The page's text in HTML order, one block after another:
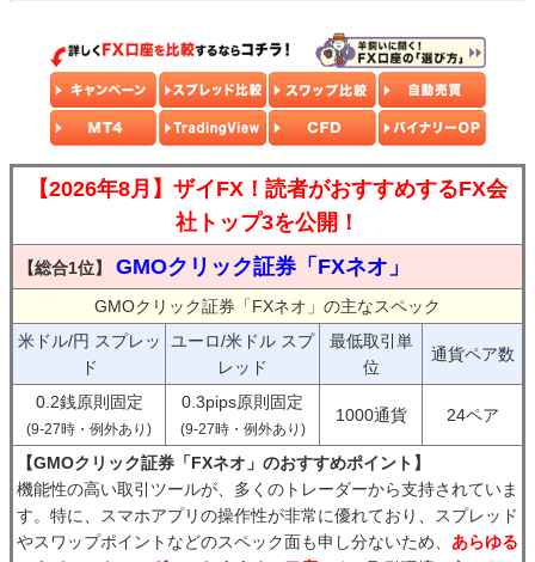
【2026年8月】ザイFX！読者がおすすめするFX会
社トップ3を公開！
【総合1位】 GMOクリック証券「FXネオ」
GMOクリック証券「FXネオ」の主なスペック
米ドル/円 スプレッ
ド
ユーロ/米ドル スプ
レッド
最低取引単
位
通貨ペア数
0.2銭原則固定
(9-27時・例外あり)
0.3pips原則固定
(9-27時・例外あり)
1000通貨 24ペア
【GMOクリック証券「FXネオ」のおすすめポイント】
機能性の高い取引ツールが、多くのトレーダーから支持されていま
す。特に、スマホアプリの操作性が非常に優れており、スプレッド
やスワップポイントなどのスペック面も申し分ないため、 あらゆる